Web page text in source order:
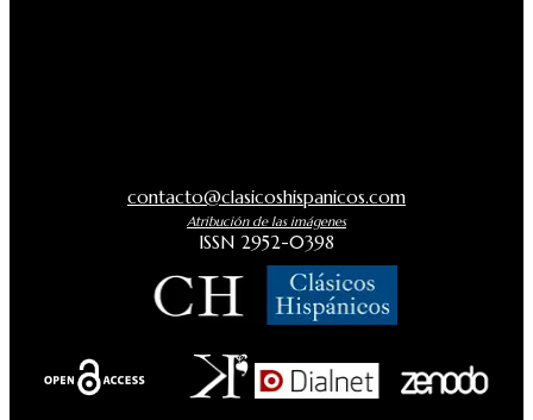
contacto@clasicoshispanicos.com
Atribución de las imágenes
ISSN 2952-0398